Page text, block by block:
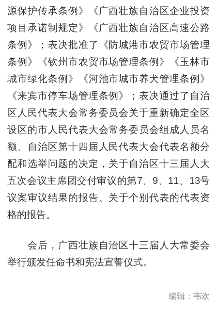
源保护传承条例》《广西壮族自治区企业投资
项目承诺制规定》《广西壮族自治区高速公路
条例》；表决批准了《防城港市农贸市场管理
条例》《钦州市农贸市场管理条例》《玉林市
城市绿化条例》《河池市城市养犬管理条例》
《来宾市停车场管理条例》；表决通过了自治
区人民代表大会常务委员会关于重新确定全区
设区的市人民代表大会常务委员会组成人员名
额、自治区第十四届人民代表大会代表名额分
配和选举问题的决定，关于自治区十三届人大
五次会议主席团交付审议的第7、9、11、13号
议案审议结果的报告、关于个别代表的代表资
格的报告。
会后，广西壮族自治区十三届人大常委会
举行颁发任命书和宪法宣誓仪式。
编辑：韦欢